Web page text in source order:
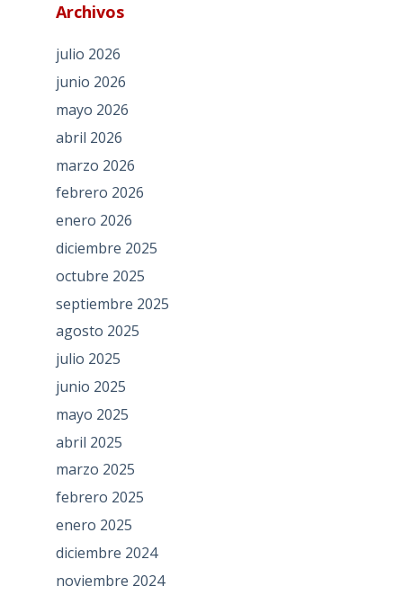
Archivos
julio 2026
junio 2026
mayo 2026
abril 2026
marzo 2026
febrero 2026
enero 2026
diciembre 2025
octubre 2025
septiembre 2025
agosto 2025
julio 2025
junio 2025
mayo 2025
abril 2025
marzo 2025
febrero 2025
enero 2025
diciembre 2024
noviembre 2024